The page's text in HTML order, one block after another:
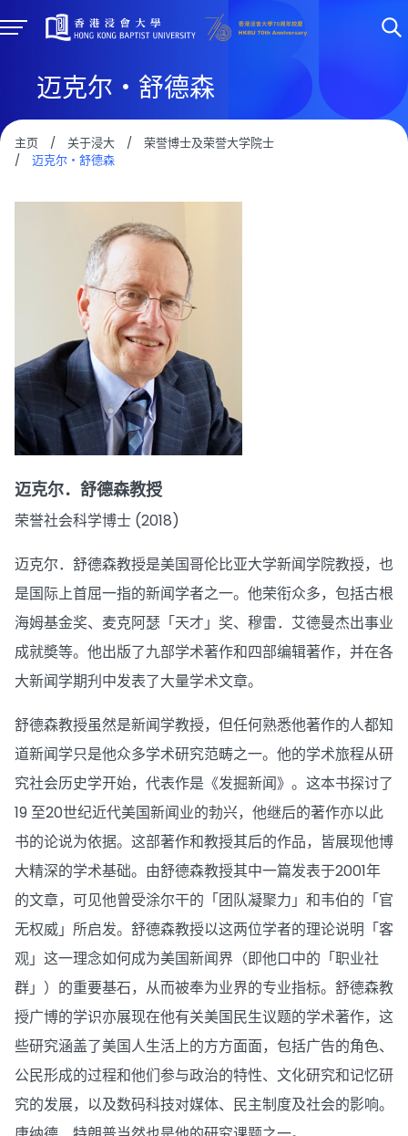
迈克尔・舒德森
主页 / 关于浸大 /
荣誉博士及荣誉大学院士
/
迈克尔・舒德森
迈克尔．舒德森教授
荣誉社会科学博士 (2018)
迈克尔．舒德森教授是美国哥伦比亚大学新闻学院教授，也
是国际上首屈一指的新闻学者之一。他荣衔众多，包括古根
海姆基金奖、麦克阿瑟「天才」奖、穆雷．艾德曼杰出事业
成就奬等。他出版了九部学术著作和四部编辑著作，并在各
大新闻学期刋中发表了大量学术文章。
舒德森教授虽然是新闻学教授，但任何熟悉他著作的人都知
道新闻学只是他众多学术研究范畴之一。他的学术旅程从研
究社会历史学开始，代表作是《发掘新闻》。这本书探讨了
19 至20世纪近代美国新闻业的勃兴，他继后的著作亦以此
书的论说为依据。这部著作和教授其后的作品，皆展现他博
大精深的学术基础。由舒德森教授其中一篇发表于2001年
的文章，可见他曾受涂尔干的「团队凝聚力」和韦伯的「官
无权威」所启发。舒德森教授以这两位学者的理论说明「客
观」这一理念如何成为美国新闻界（即他口中的「职业社
群」）的重要基石，从而被奉为业界的专业指标。舒德森教
授广博的学识亦展现在他有关美国民生议题的学术著作，这
些研究涵盖了美国人生活上的方方面面，包括广告的角色、
公民形成的过程和他们参与政治的特性、文化研究和记忆研
究的发展，以及数码科技对媒体、民主制度及社会的影响。